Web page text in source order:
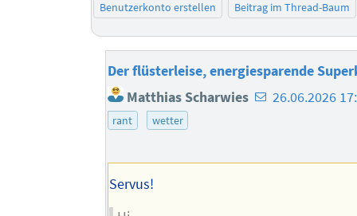
Benutzerkonto erstellen
Beitrag im Thread-Baum
Der flüsterleise, energiesparende
Matthias Scharwies E-
des
26.06.2026
rant wetter
Servus!